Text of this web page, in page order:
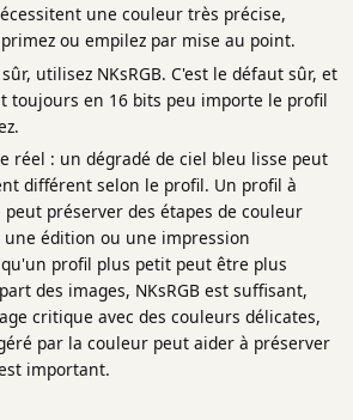
une couleur très précise,
ou empilez par mise au point.
utilisez NKsRGB. C'est le défaut sûr, et
toujours en 16 bits peu importe le profil
réel : un dégradé de ciel bleu lisse peut
différent selon le profil. Un profil à
préserver des étapes de couleur
édition ou une impression
profil plus petit peut être plus
des images, NKsRGB est suffisant,
critique avec des couleurs délicates,
par la couleur peut aider à préserver
important.